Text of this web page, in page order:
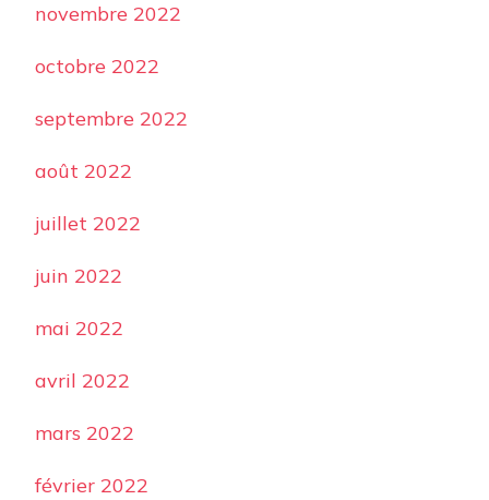
novembre 2022
octobre 2022
septembre 2022
août 2022
juillet 2022
juin 2022
mai 2022
avril 2022
mars 2022
février 2022